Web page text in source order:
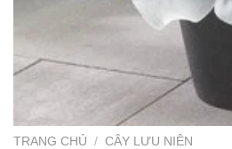
TRANG CHỦ / CÂY LƯU NIÊN